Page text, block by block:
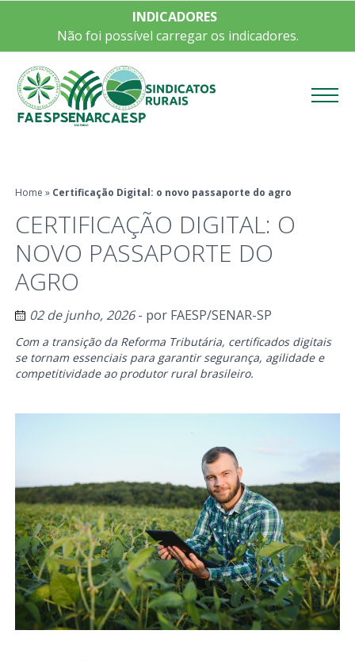
INDICADORES
Não foi possível carregar os indicadores.
Home » Certificação Digital: o novo passaporte do agro
CERTIFICAÇÃO DIGITAL: O
NOVO PASSAPORTE DO
AGRO
02 de junho, 2026- por FAESP/SENAR-SP
Com a transição da Reforma Tributária, certificados digitais
se tornam essenciais para garantir segurança, agilidade e
competitividade ao produtor rural brasileiro.